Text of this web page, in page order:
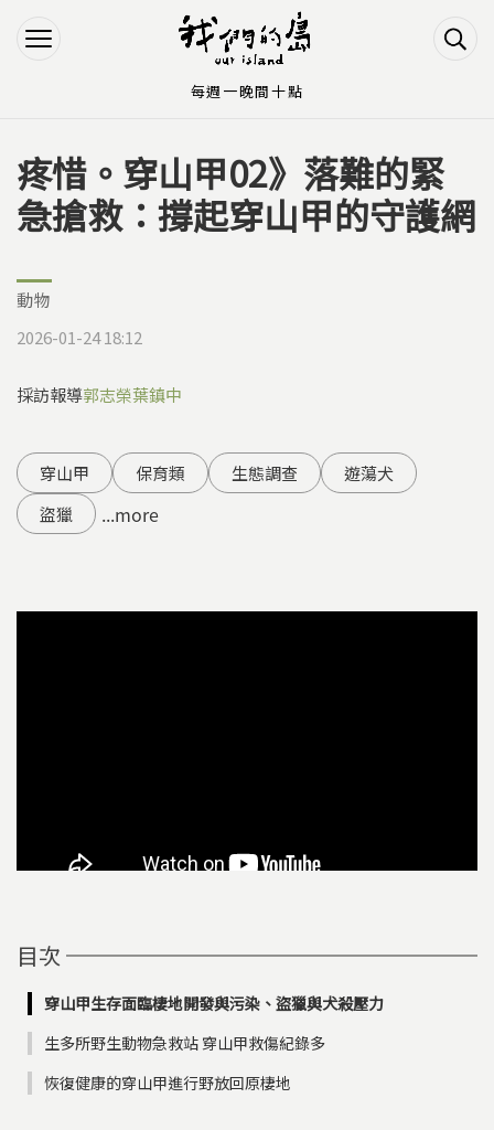
Jump to Navigation
Jump to Main content
您在這裡
疼惜。穿山甲02》落難的緊
急搶救：撐起穿山甲的守護網
動物
2026-01-24 18:12
採訪報導郭志榮葉鎮中
穿山甲 保育類 生態調查
遊蕩犬
盜獵
...more
目次
穿山甲生存面臨棲地開發與污染、盜獵與犬殺壓力
生多所野生動物急救站 穿山甲救傷紀錄多
恢復健康的穿山甲進行野放回原棲地
每週一晚間十點